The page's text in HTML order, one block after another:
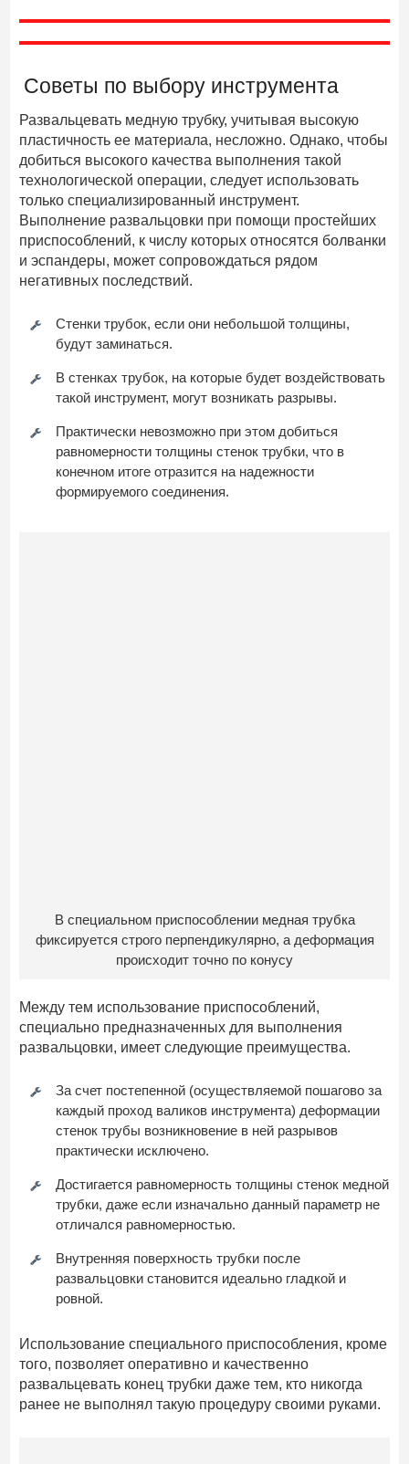
Советы по выбору инструмента
Развальцевать медную трубку, учитывая высокую
пластичность ее материала, несложно. Однако, чтобы
добиться высокого качества выполнения такой
технологической операции, следует использовать
только специализированный инструмент.
Выполнение развальцовки при помощи простейших
приспособлений, к числу которых относятся болванки
и эспандеры, может сопровождаться рядом
негативных последствий.
Стенки трубок, если они небольшой толщины,
будут заминаться.
В стенках трубок, на которые будет воздействовать
такой инструмент, могут возникать разрывы.
Практически невозможно при этом добиться
равномерности толщины стенок трубки, что в
конечном итоге отразится на надежности
формируемого соединения.
В специальном приспособлении медная трубка
фиксируется строго перпендикулярно, а деформация
происходит точно по конусу
Между тем использование приспособлений,
специально предназначенных для выполнения
развальцовки, имеет следующие преимущества.
За счет постепенной (осуществляемой пошагово за
каждый проход валиков инструмента) деформации
стенок трубы возникновение в ней разрывов
практически исключено.
Достигается равномерность толщины стенок медной
трубки, даже если изначально данный параметр не
отличался равномерностью.
Внутренняя поверхность трубки после
развальцовки становится идеально гладкой и
ровной.
Использование специального приспособления, кроме
того, позволяет оперативно и качественно
развальцевать конец трубки даже тем, кто никогда
ранее не выполнял такую процедуру своими руками.